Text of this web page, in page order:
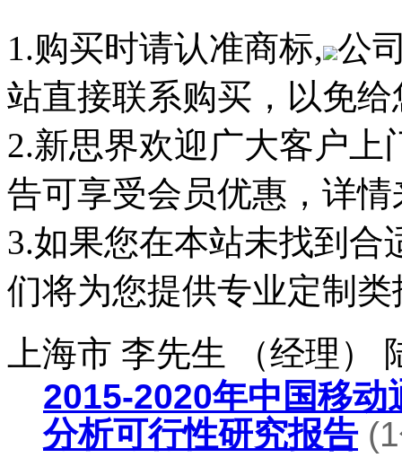
1.购买时请认准商标, 公
站直接联系购买，以免
2.新思界欢迎广大客户
告可享受会员优惠，详
3.如果您在本站未找到
们将为您提供专业定制类
上海市 李先生 （经理）
2015-2020年中国移
分析可行性研究报告(1